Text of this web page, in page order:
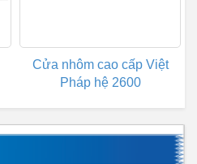
Cửa nhôm cao cấp Việt
Pháp hệ 2600